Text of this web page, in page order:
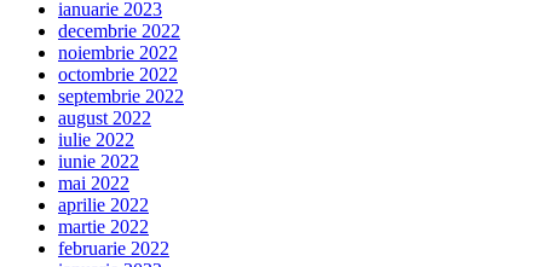
ianuarie 2023
decembrie 2022
noiembrie 2022
octombrie 2022
septembrie 2022
august 2022
iulie 2022
iunie 2022
mai 2022
aprilie 2022
martie 2022
februarie 2022